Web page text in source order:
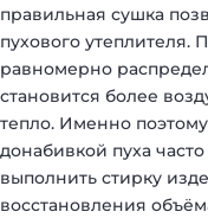
правильная сушка
пухового утеплителя.
равномерно
становится более
тепло. Именно
донабивкой пуха
выполнить стирку
восстановления